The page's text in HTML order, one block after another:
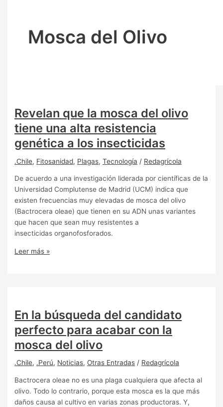
Mosca del Olivo
Revelan que la mosca del olivo
tiene una alta resistencia
genética a los insecticidas
.Chile, Fitosanidad, Plagas,Tecnología / Redagrícola
De acuerdo a una investigación liderada por científicas de la
Universidad Complutense de Madrid (UCM) indica que
existen frecuencias muy elevadas de mosca del olivo
(Bactrocera oleae) que tienen en su ADN unas variantes
que hacen que sean muy resistentes a
insecticidas organofosforados.
Leer más »
En la búsqueda del candidato
perfecto para acabar con la
mosca del olivo
.Chile, .Perú, Noticias, Otras Entradas / Redagrícola
Bactrocera oleae no es una plaga cualquiera que afecta al
olivo. Todo lo contrario, porque esta mosca es la que más
daños causa al cultivo en varias zonas productoras. Y,